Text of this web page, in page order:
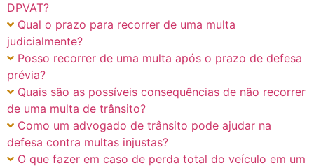
DPVAT?
Qual o prazo para recorrer de uma multa
judicialmente?
Posso recorrer de uma multa após o prazo de defesa
prévia?
Quais são as possíveis consequências de não recorrer
de uma multa de trânsito?
Como um advogado de trânsito pode ajudar na
defesa contra multas injustas?
O que fazer em caso de perda total do veículo em um